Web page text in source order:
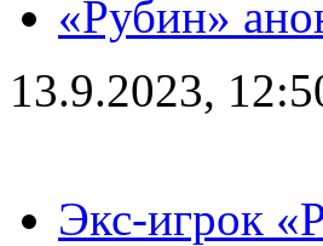
«Рубин»
13.9.2023,
Экс-игрок